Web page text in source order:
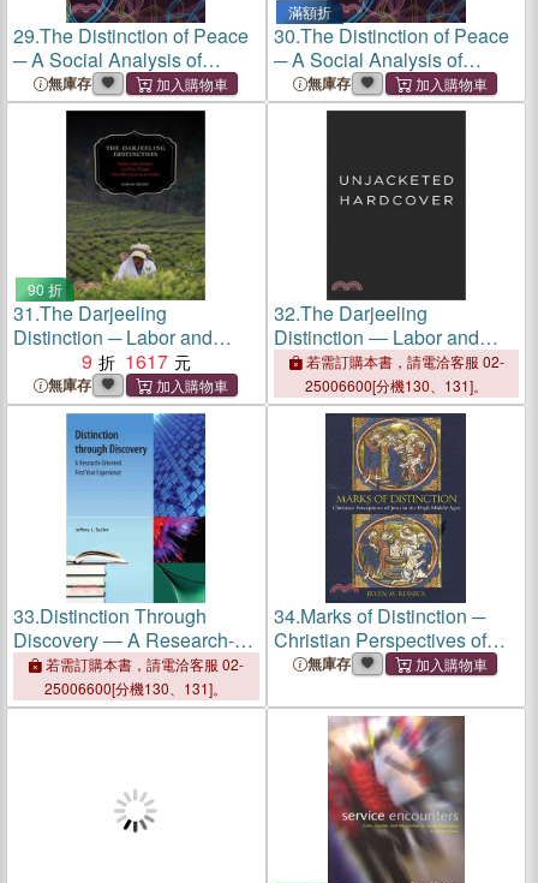
29.The Distinction of Peace
─ A Social Analysis of
Peacebuilding
無庫存
滿額折
30.The Distinction of Peace
─ A Social Analysis of
Peacebuilding
無庫存
90 折
31.The Darjeeling
Distinction ─ Labor and
Justice on Fair-Trade Tea
Plantations in India
9 1617
無庫存
32.The Darjeeling
Distinction ― Labor and
Justice on Fair-trade Tea
Plantations in India
若需訂購本書，請電洽客服 02-
25006600[分機130、131]。
33.Distinction Through
Discovery ― A Research-
oriented First Year
Experience
若需訂購本書，請電洽客服 02-
25006600[分機130、131]。
34.Marks of Distinction ─
Christian Perspectives of
Jews in the High Middle
無庫存